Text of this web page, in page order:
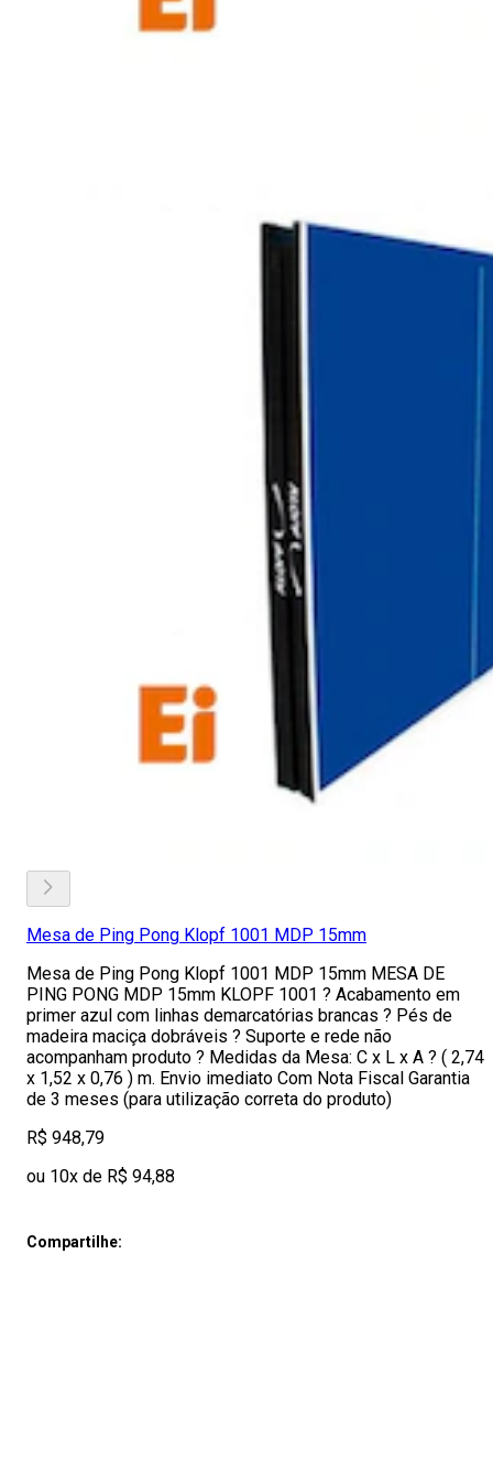
Mesa de Ping Pong Klopf 1001 MDP 15mm
Mesa de Ping Pong Klopf 1001 MDP 15mm MESA DE
PING PONG MDP 15mm KLOPF 1001 ? Acabamento em
primer azul com linhas demarcatórias brancas ? Pés de
madeira maciça dobráveis ? Suporte e rede não
acompanham produto ? Medidas da Mesa: C x L x A ? ( 2,74
x 1,52 x 0,76 ) m. Envio imediato Com Nota Fiscal Garantia
de 3 meses (para utilização correta do produto)
R$ 948,79
ou 10x de R$ 94,88
Compartilhe: